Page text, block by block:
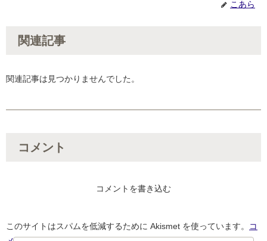
こあら
関連記事
関連記事は見つかりませんでした。
コメント
コメントを書き込む
このサイトはスパムを低減するために Akismet を使っています。
コ